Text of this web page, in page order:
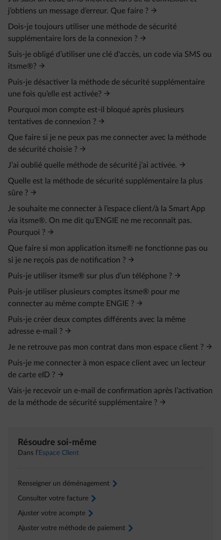
j’obtiens un message d’erreur. Que faire ?
Dois-je toujours utiliser une méthode de sécurité
supplémentaire lors de la connexion ?
Suis-je obligé d’utiliser une clé d'accès, un code via SMS ou
itsme®?
Puis-je désactiver la méthode de sécurité supplémentaire
une fois qu’elle est activée?
Pourquoi mon compte est-il bloqué après plusieurs
tentatives de connexion ?
Que faire si je ne peux pas me connecter avec la méthode
de sécurité choisie ?
J’ai oublié quelle méthode de sécurité j’ai activée.
Quelle est la méthode de sécurité supplémentaire la plus
sûre ?
Je souhaite me connecter à l’espace client/à la Smart App
via itsme®. On me dit qu’ENGIE ne me reconnaît pas.
Pourquoi ?
Que faire si mon application itsme® ne fonctionne pas ou
si je ne reçois pas de notification ?
Puis-je utiliser itsme® sur plus d’un téléphone ?
Puis-je utiliser plusieurs comptes itsme® pour me
connecter au même compte ENGIE ?
Puis-je créer deux comptes différents avec la même
adresse e‑mail ?
Je ne retrouve pas mon contrat dans mon espace client ?
Puis-je me connecter à mon espace client avec un lecteur
de carte eID ?
Vais-je recevoir un e‑mail de confirmation après l’activation
de la méthode de sécurité supplémentaire ?
Résoudre soi-même
Dans l’ Espace Client
Renseigner un déménagement arrow-right
Consulter votre facture arrow-right
Ajuster votre acompte arrow-right
Ajuster votre méthode de paiement arrow-right